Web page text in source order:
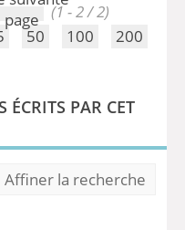
(1 - 2 / 2)
50 100 200
ÉCRITS PAR CET
Affiner la recherche